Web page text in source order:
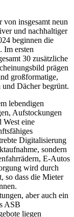
von insgesamt neun
und nachhaltiger
beginnen die
Im ersten
30 zusätzliche
prägen
großformatige,
und Dächer begrünt.
lebendigen
Aufstockungen
West eine
Digitalisierung
sondern
E-Autos
wird durch
so dass die Mieter
aber auch ein
ASB
liegen